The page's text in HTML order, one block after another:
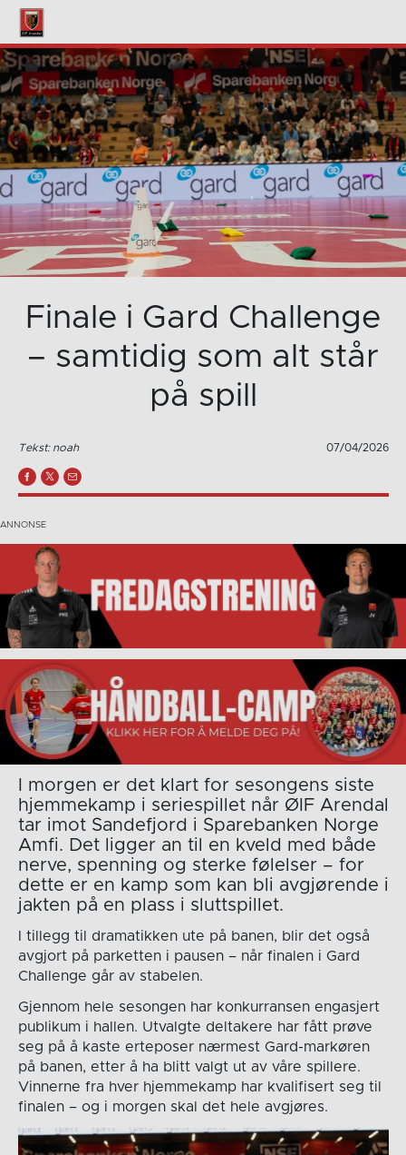
Finale i Gard Challenge
– samtidig som alt står
på spill
Tekst: noah 07/04/2026
I morgen er det klart for sesongens siste
hjemmekamp i seriespillet når ØIF Arendal
tar imot Sandefjord i Sparebanken Norge
Amfi. Det ligger an til en kveld med både
nerve, spenning og sterke følelser – for
dette er en kamp som kan bli avgjørende i
jakten på en plass i sluttspillet.
I tillegg til dramatikken ute på banen, blir det også
avgjort på parketten i pausen – når finalen i Gard
Challenge går av stabelen.
Gjennom hele sesongen har konkurransen engasjert
publikum i hallen. Utvalgte deltakere har fått prøve
seg på å kaste erteposer nærmest Gard-markøren
på banen, etter å ha blitt valgt ut av våre spillere.
Vinnerne fra hver hjemmekamp har kvalifisert seg til
finalen – og i morgen skal det hele avgjøres.